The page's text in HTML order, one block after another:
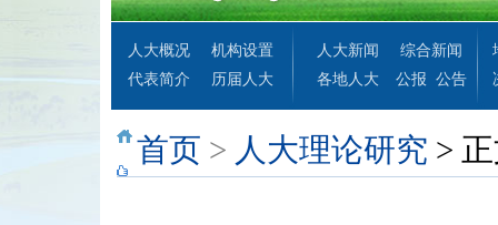
人大概况
机构设置
代表简介
历届人大
人大新闻
综合新闻
各地人大
公报 公告
首页 > 人大理论研究 >